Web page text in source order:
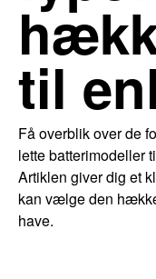
til
Få overblik over de
lette batterimodeller
Artiklen giver dig et
kan vælge den
have.